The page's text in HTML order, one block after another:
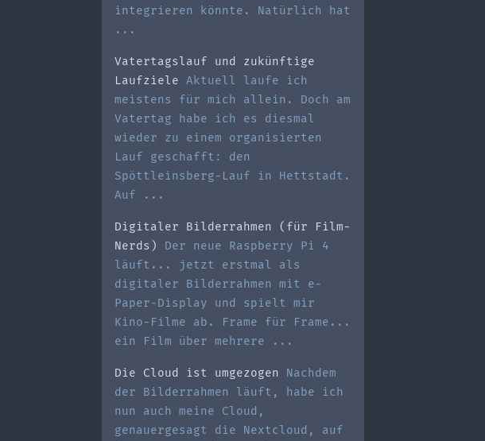
integrieren könnte. Natürlich hat
...
Vatertagslauf und zukünftige
Laufziele Aktuell laufe ich
meistens für mich allein. Doch am
Vatertag habe ich es diesmal
wieder zu einem organisierten
Lauf geschafft: den
Spöttleinsberg-Lauf in Hettstadt.
Auf ...
Digitaler Bilderrahmen (für Film-
Nerds)
Der neue Raspberry Pi 4
läuft... jetzt erstmal als
digitaler Bilderrahmen mit e-
Paper-Display und spielt mir
Kino-Filme ab. Frame für Frame...
ein Film über mehrere ...
Die Cloud ist umgezogen
Nachdem
der Bilderrahmen läuft, habe ich
nun auch meine Cloud,
genauergesagt die Nextcloud, auf